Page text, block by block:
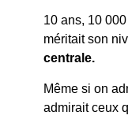
10 ans, 10
méritait son
centrale.
Même si on
admirait ceux